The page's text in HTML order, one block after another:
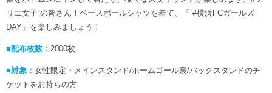
リエ女子 の皆さん！ベースボールシャツを着て、「 #横浜FCガールズ
DAY」を楽しみましょう！
■配布枚数： 2000枚
■対象： 女性限定・メインスタンド/ホームゴール裏/バックスタンドのチ
ケットをお持ちの方